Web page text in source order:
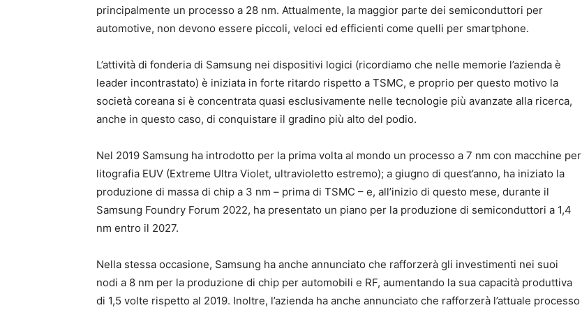
principalmente un processo a 28 nm. Attualmente, la maggior parte dei semiconduttori per
automotive, non devono essere piccoli, veloci ed efficienti come quelli per smartphone.
L’attività di fonderia di Samsung nei dispositivi logici (ricordiamo che nelle memorie l’azienda è
leader incontrastato) è iniziata in forte ritardo rispetto a TSMC, e proprio per questo motivo la
società coreana si è concentrata quasi esclusivamente nelle tecnologie più avanzate alla ricerca,
anche in questo caso, di conquistare il gradino più alto del podio.
Nel 2019 Samsung ha introdotto per la prima volta al mondo un processo a 7 nm con macchine per
litografia EUV (Extreme Ultra Violet, ultravioletto estremo); a giugno di quest’anno, ha iniziato la
produzione di massa di chip a 3 nm – prima di TSMC – e, all’inizio di questo mese, durante il
Samsung Foundry Forum 2022, ha presentato un piano per la produzione di semiconduttori a 1,4
nm entro il 2027.
Nella stessa occasione, Samsung ha anche annunciato che rafforzerà gli investimenti nei suoi
nodi a 8 nm per la produzione di chip per automobili e RF, aumentando la sua capacità produttiva
di 1,5 volte rispetto al 2019. Inoltre, l’azienda ha anche annunciato che rafforzerà l’attuale processo